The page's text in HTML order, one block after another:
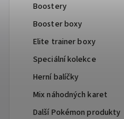
Boostery
Booster boxy
Elite trainer boxy
Speciální kolekce
Herní balíčky
Mix náhodných karet
Další Pokémon produkty